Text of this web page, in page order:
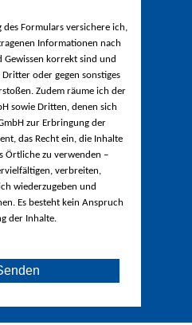
Formulars versichere ich,
Informationen nach
Gewissen korrekt sind und
oder gegen sonstiges
Zudem räume ich der
sowie Dritten, denen sich
zur Erbringung der
das Recht ein, die Inhalte
Örtliche zu verwenden –
verbreiten,
wiederzugeben und
Es besteht kein Anspruch
der Inhalte.